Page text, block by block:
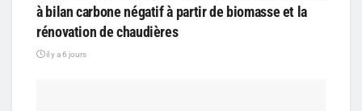
à bilan carbone négatif à partir de biomasse et la
rénovation de chaudières
il y a 6 jours